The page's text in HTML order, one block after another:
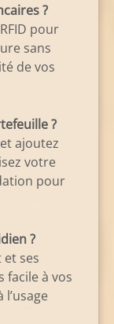
?
pour
sans
de vos
?
ajoutez
votre
pour
?
ses
facile à vos